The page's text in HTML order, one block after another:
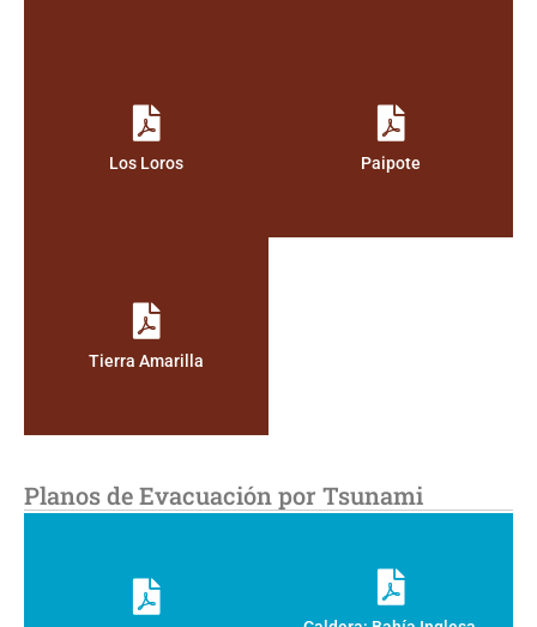
Los Loros Paipote
Tierra Amarilla
Planos de Evacuación por Tsunami